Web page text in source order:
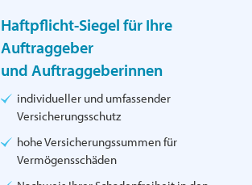
Haftpflicht-Siegel für Ihre
Auftraggeber
und Auftraggeberinnen
individueller und umfassender
Versicherungsschutz
hohe Versicherungssummen für
Vermögensschäden